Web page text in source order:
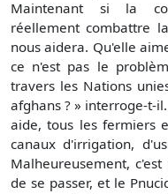
Maintenant si la
réellement combattre
nous aidera. Qu'elle
ce n'est pas le
travers les Nations
afghans ? » interroge-t-il.
aide, tous les fermiers
canaux d'irrigation,
Malheureusement,
de se passer, et le